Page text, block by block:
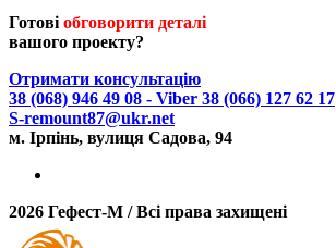
Готові обговорити деталі
вашого проекту?
Отримати консультацію
38 (068) 946 49 08 - Viber 38 (066) 127 62 17
S-remount87@ukr.net
м. Ірпінь, вулиця Садова, 94
2026 Гефест-М / Всі права захищені